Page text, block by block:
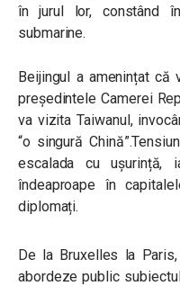
în jurul lor, constând
submarine.
Beijingul a amenințat că
președintele Camerei
va vizita Taiwanul,
“o singură
escalada cu ușurință,
îndeaproape în
diplomați.
De la Bruxelles la
abordeze public